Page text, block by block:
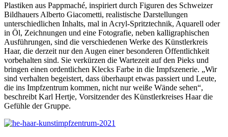
Plastiken aus Pappmaché, inspiriert durch Figuren des Schweizer
Bildhauers Alberto Giacometti, realistische Darstellungen
unterschiedlichen Inhalts, mal in Acryl-Spritztechnik, Aquarell oder
in Öl, Zeichnungen und eine Fotografie, neben kalligraphischen
Ausführungen, sind die verschiedenen Werke des Künstlerkreis
Haar, die derzeit nur den Augen einer besonderen Öffentlichkeit
vorbehalten sind. Sie verkürzen die Wartezeit auf den Pieks und
bringen einen ordentlichen Klecks Farbe in die Impfszenerie. „Wir
sind verhalten begeistert, dass überhaupt etwas passiert und Leute,
die ins Impfzentrum kommen, nicht nur weiße Wände sehen“,
beschreibt Karl Hertje, Vorsitzender des Künstlerkreises Haar die
Gefühle der Gruppe.